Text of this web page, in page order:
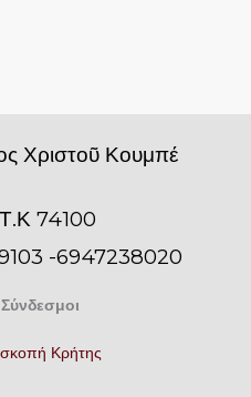
Χριστοῦ Κουμπέ
74100
-6947238020
Κρήτης